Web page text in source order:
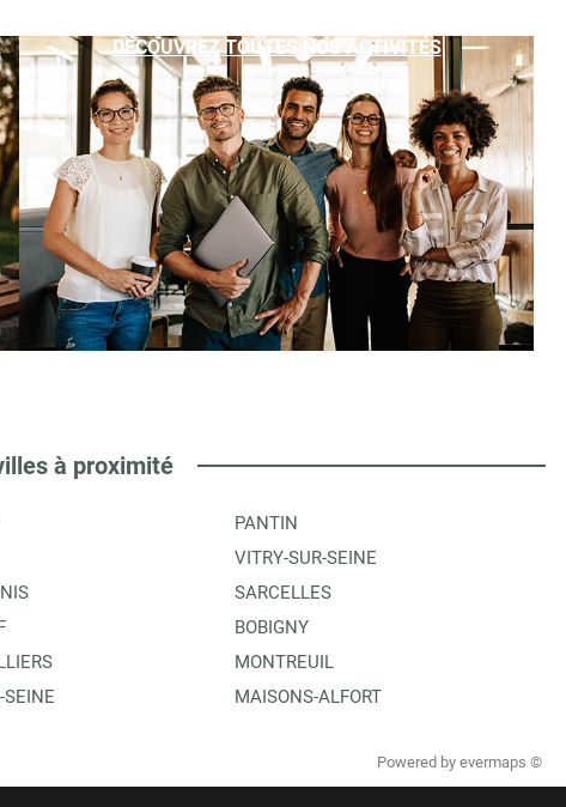
DÉCOUVREZ TOUTES NOS ACTIVITÉS
à proximité
SEINE
PANTIN
VITRY-SUR-SEINE
SARCELLES
BOBIGNY
MONTREUIL
MAISONS-ALFORT
Powered by evermaps ©